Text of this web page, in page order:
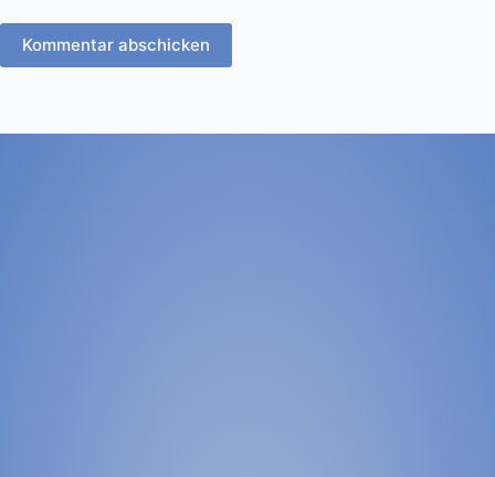
Kommentar abschicken